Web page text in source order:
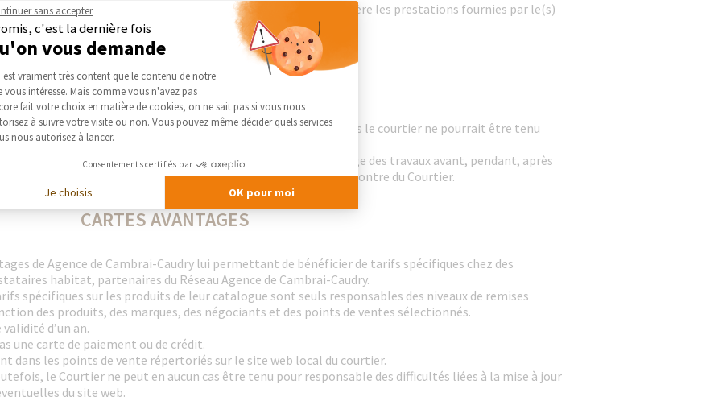
avec le(s)quel(s) il souhaite confier ses travaux et rémunère les prestations fournies par le(s)
modalités convenues avec lui.
les devis qui lui sont communiqués par le courtier.
RESPONSABILITÉ
responsables de la bonne exécution des travaux. En aucun cas le courtier ne pourrait être tenu
à ses obligations à l’égard du client.
d’une faute commise par le(s) Prestataire(s) en charge des travaux avant, pendant, après
et les conséquences. Le Client renonce à tous recours à l’encontre du Courtier.
CARTES AVANTAGES
de Agence de Cambrai-Caudry lui permettant de bénéficier de tarifs spécifiques chez des
habitat, partenaires du Réseau Agence de Cambrai-Caudry.
spécifiques sur les produits de leur catalogue sont seuls responsables des niveaux de remises
des produits, des marques, des négociants et des points de ventes sélectionnés.
d’un an.
une carte de paiement ou de crédit.
dans les points de vente répertoriés sur le site web local du courtier.
le Courtier ne peut en aucun cas être tenu pour responsable des difficultés liées à la mise à jour
du site web.
sans accepter
c'est la dernière fois
vous demande
de Gestion du Consentement : Personnalisez vos Options
est vraiment très content que le contenu de notre
vous intéresse. Mais comme vous n'avez pas
fait votre choix en matière de cookies, on ne sait pas si vous nous
à suivre votre visite ou non. Vous pouvez même décider quels services
nous autorisez à lancer.
Consentements certifiés par
Je choisis OK pour moi
Axeptio consent